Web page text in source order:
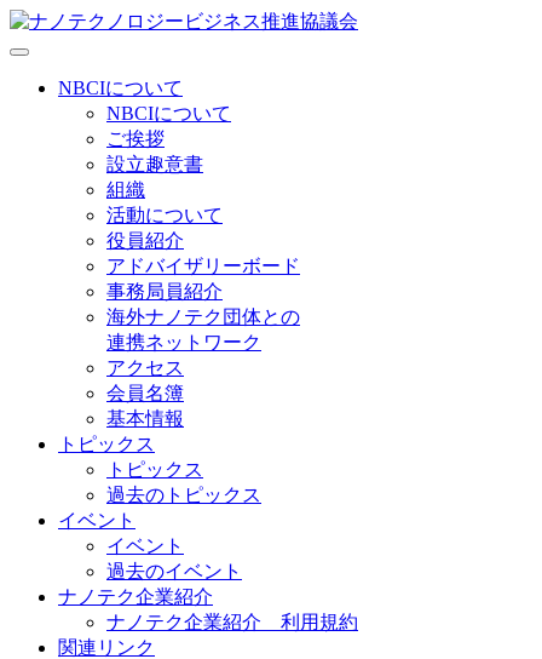
NBCIについて
NBCIについて
ご挨拶
設立趣意書
組織
活動について
役員紹介
アドバイザリーボード
事務局員紹介
海外ナノテク団体との
連携ネットワーク
アクセス
会員名簿
基本情報
トピックス
トピックス
過去のトピックス
イベント
イベント
過去のイベント
ナノテク企業紹介
ナノテク企業紹介 利用規約
関連リンク